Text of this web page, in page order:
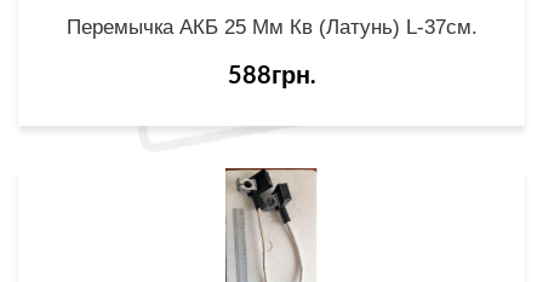
Перемычка АКБ 25 Мм Кв (латунь) L-37см.
588грн.